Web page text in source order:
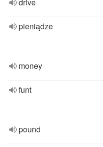
pieniądze
money
funt
pound